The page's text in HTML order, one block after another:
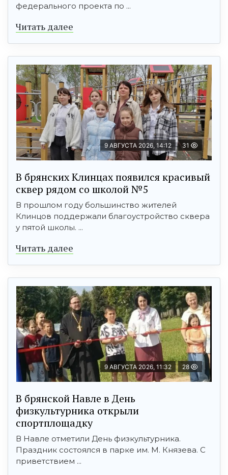
федерального проекта по ...
Читать далее
9 АВГУСТА 2026, 14:12 31
В брянских Клинцах появился красивый
сквер рядом со школой №5
В прошлом году большинство жителей
Клинцов поддержали благоустройство сквера
у пятой школы. ...
Читать далее
9 АВГУСТА 2026, 11:32 28
В брянской Навле в День
физкультурника открыли
спортплощадку
В Навле отметили День физкультурника.
Праздник состоялся в парке им. М. Князева. С
приветствием ...